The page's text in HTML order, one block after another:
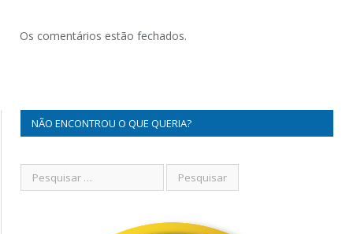
Os comentários estão fechados.
NÃO ENCONTROU O QUE QUERIA?